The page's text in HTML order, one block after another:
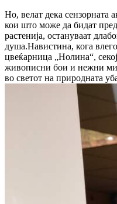
Но, велат дека сензорната
кои што може да бидат
растенија, остануваат
душа.Навистина, кога
цвеќарница „Нолина“,
живописни бои и нежни
во светот на природната